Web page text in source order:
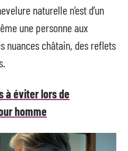
naturelle n’est d’un
une personne aux
nuances châtain, des reflets
à éviter lors de
homme